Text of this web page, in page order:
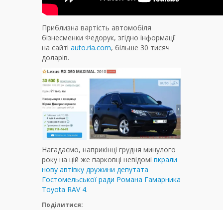
Приблизна вартість автомобіля
бізнесменки Федорук, згідно інформації
на сайті auto.ria.com, більше 30 тисяч
доларів.
Нагадаємо, наприкінці грудня минулого
року на цій же парковці невідомі вкрали
нову автівку дружини депутата
Гостомельської ради Романа Гамарника
Toyota RAV 4.
Поділитися: